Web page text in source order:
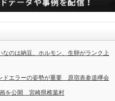
のは納豆、ホルモン、生卵がランク上
ドエラーの姿勢が重要 原宿表参道欅会
を公開 宮崎県椎葉村